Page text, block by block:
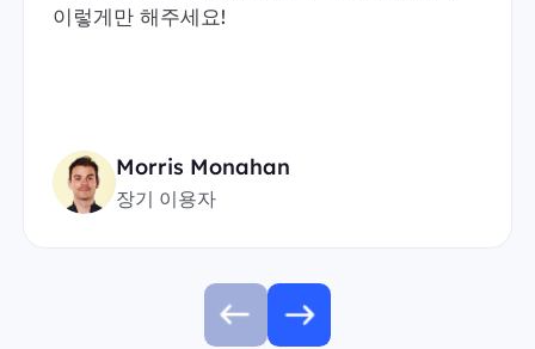
이렇게만 해주세요!
Morris Monahan
장기 이용자